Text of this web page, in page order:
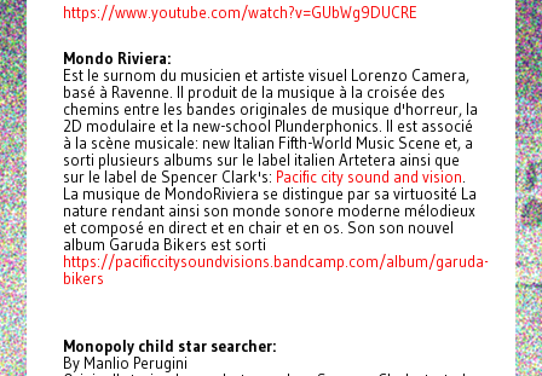
https://www.youtube.com/watch?v=GUbWg9DUCRE
Mondo Riviera:
Est le surnom du musicien et artiste visuel Lorenzo Camera,
basé à Ravenne. Il produit de la musique à la croisée des
chemins entre les bandes originales de musique d'horreur, la
2D modulaire et la new-school Plunderphonics. Il est associé
à la scène musicale: new Italian Fifth-World Music Scene et, a
sorti plusieurs albums sur le label italien Artetera ainsi que
sur le label de Spencer Clark's: Pacific city sound and vision.
La musique de MondoRiviera se distingue par sa virtuosité La
nature rendant ainsi son monde sonore moderne mélodieux
et composé en direct et en chair et en os. Son son nouvel
album Garuda Bikers est sorti
https://pacificcitysoundvisions.bandcamp.com/album/garuda-
bikers
Monopoly child star searcher:
By Manlio Perugini